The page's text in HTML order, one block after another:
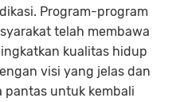
Program-program
telah membawa
kualitas hidup
visi yang jelas dan
pantas untuk kembali